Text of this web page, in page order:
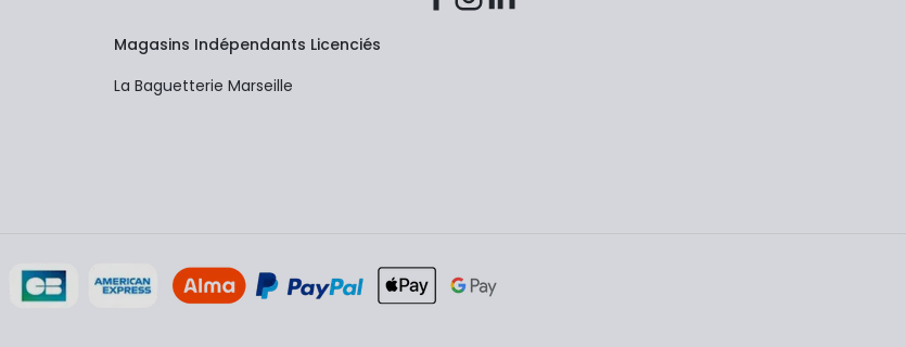
Magasins Indépendants Licenciés
La Baguetterie Marseille